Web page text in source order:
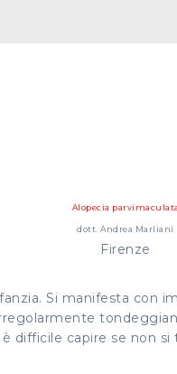
Alopecia parvimaculata
dott. Andrea Marliani
Firenze
Si manifesta con
difficile capire se non